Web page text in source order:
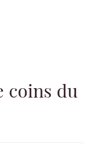
coins du